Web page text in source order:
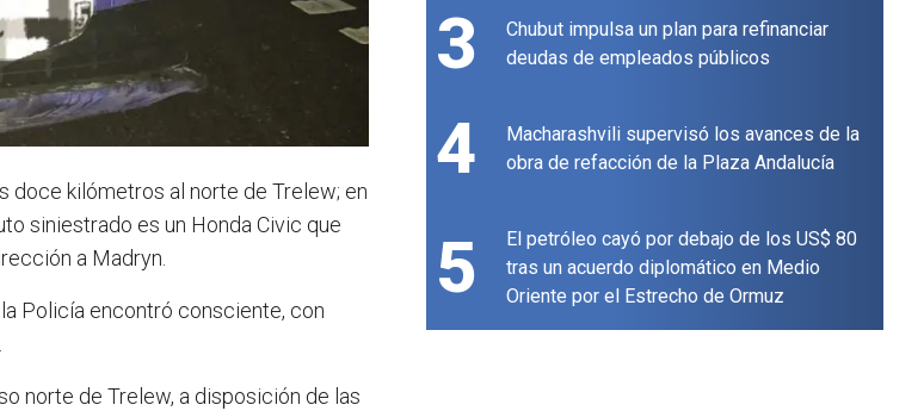
doce kilómetros al norte de Trelew; en
siniestrado es un Honda Civic que
a Madryn.
Policía encontró consciente, con
norte de Trelew, a disposición de las
3
Chubut impulsa un plan para refinanciar
deudas de empleados públicos
4
Macharashvili supervisó los avances de la
obra de refacción de la Plaza Andalucía
5
El petróleo cayó por debajo de los US$ 80
tras un acuerdo diplomático en Medio
Oriente por el Estrecho de Ormuz